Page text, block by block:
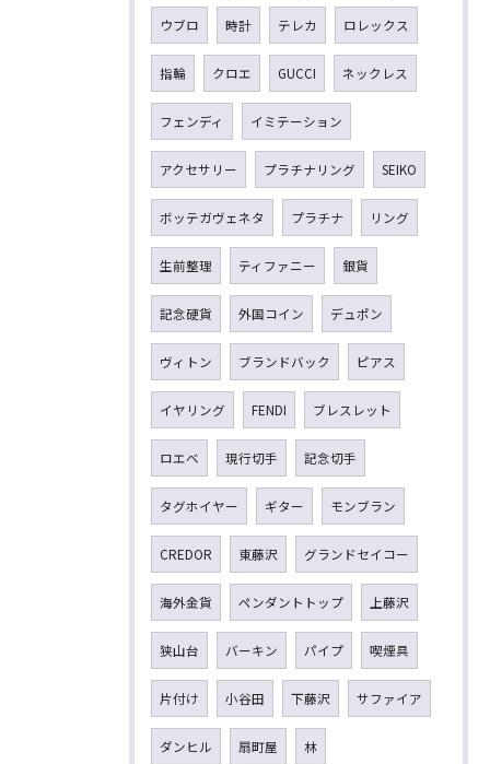
ウブロ 時計 テレカ ロレックス
指輪 クロエ GUCCI ネックレス
フェンディ イミテーション
アクセサリー プラチナリング SEIKO
ボッテガヴェネタ プラチナ リング
生前整理 ティファニー 銀貨
記念硬貨 外国コイン デュポン
ヴィトン ブランドバック ピアス
イヤリング FENDI ブレスレット
ロエベ 現行切手 記念切手
タグホイヤー ギター モンブラン
CREDOR 東藤沢 グランドセイコー
海外金貨 ペンダントトップ 上藤沢
狭山台 バーキン パイプ 喫煙具
片付け 小谷田 下藤沢 サファイア
ダンヒル 扇町屋 林